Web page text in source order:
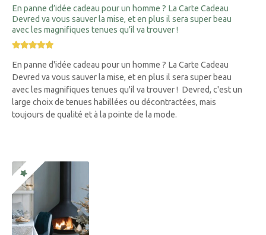
En panne d’idée cadeau pour un homme ? La Carte Cadeau
Devred va vous sauver la mise, et en plus il sera super beau
avec les magnifiques tenues qu’il va trouver !
En panne d'idée cadeau pour un homme ? La Carte Cadeau
Devred va vous sauver la mise, et en plus il sera super beau
avec les magnifiques tenues qu'il va trouver ! Devred, c'est un
large choix de tenues habillées ou décontractées, mais
toujours de qualité et à la pointe de la mode.